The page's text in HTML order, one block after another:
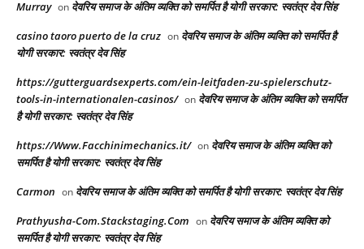
Murray on देवरिय समाज के अंतिम व्यक्ति को समर्पित है योगी सरकार: स्वतंत्र देव सिंह
casino taoro puerto de la cruz on देवरिय समाज के अंतिम व्यक्ति को समर्पित है
योगी सरकार: स्वतंत्र देव सिंह
https://gutterguardsexperts.com/ein-leitfaden-zu-spielerschutz-
tools-in-internationalen-casinos/ on देवरिय समाज के अंतिम व्यक्ति को समर्पित
है योगी सरकार: स्वतंत्र देव सिंह
https://Www.Facchinimechanics.it/ on देवरिय समाज के अंतिम व्यक्ति को
समर्पित है योगी सरकार: स्वतंत्र देव सिंह
Carmon on देवरिय समाज के अंतिम व्यक्ति को समर्पित है योगी सरकार: स्वतंत्र देव सिंह
Prathyusha-Com.Stackstaging.Com on देवरिय समाज के अंतिम व्यक्ति को
समर्पित है योगी सरकार: स्वतंत्र देव सिंह